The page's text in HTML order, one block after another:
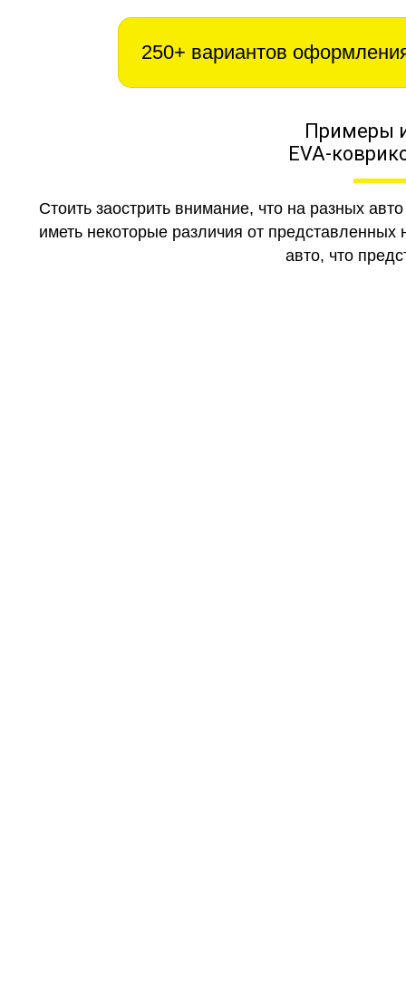
250+ вариантов
Примеры
EVA-
Стоить заострить внимание, что на разных
иметь некоторые различия от
авто, что